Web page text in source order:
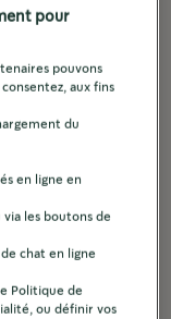
leur
pour
pouvons
aux fins
du
en ligne en
les boutons de
chat en ligne
Politique de
ou définir vos